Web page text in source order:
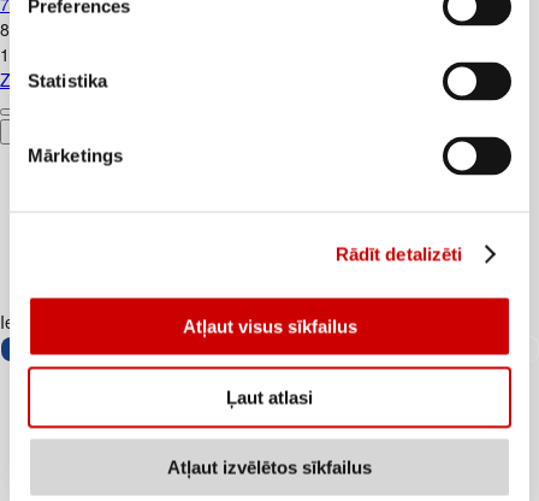
Preferences
Statistika
Mārketings
Rādīt detalizēti
Atļaut visus sīkfailus
Ļaut atlasi
Atļaut izvēlētos sīkfailus
8
113,2€/l
Zobu pasta ELMEX Caries Protection 75ml
Iesakām ar